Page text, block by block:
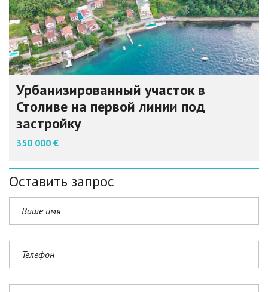
Урбанизированный участок в
Столиве на первой линии под
застройку
350 000 €
Оставить запрос